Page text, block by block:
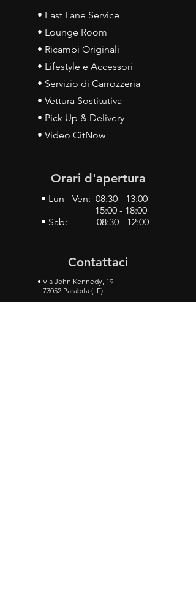
• Fast Lane Service
• Lounge Room
• Ricambi Originali
• Lifestyle e Accessori
• Servizio di Carrozzeria
• Vettura Sostitutiva
• Pick Up & Delivery
• Video CitNow
Orari d'apertura
• Lun - Ven: 08:30 - 13:00
15:00 - 18:00
• Sab: 08:30 - 12:00
Contattaci
• Via John Kennedy, 19
73052 Parabita (LE)